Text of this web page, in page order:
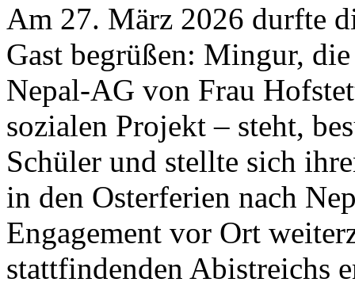
Am 27. März 2026 durfte
Gast begrüßen: Mingur,
Nepal-AG von Frau
sozialen Projekt – steht,
Schüler und stellte sich
in den Osterferien nach
Engagement vor Ort
stattfindenden Abistreichs